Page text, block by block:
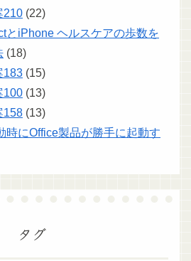
210 (22)
とiPhone ヘルスケアの歩数を
(18)
183 (15)
100 (13)
158 (13)
時にOffice製品が勝手に起動す
タグ